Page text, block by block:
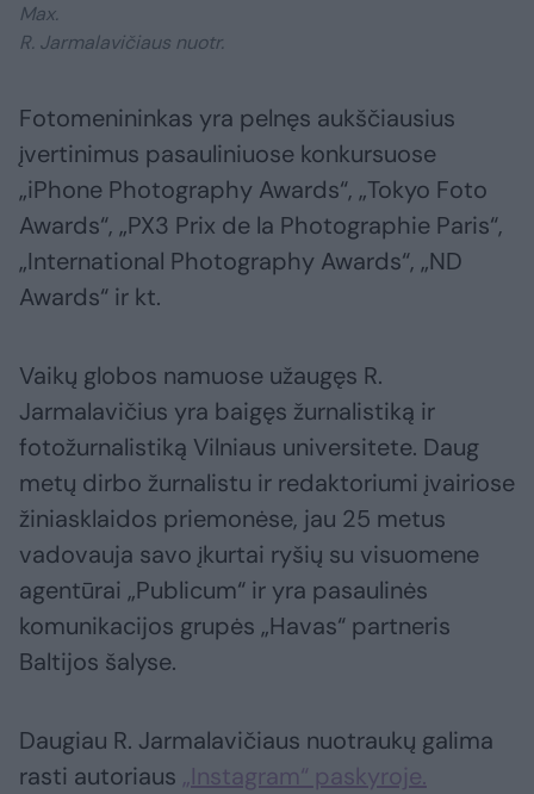
Max.
R. Jarmalavičiaus nuotr.
Fotomenininkas yra pelnęs aukščiausius
įvertinimus pasauliniuose konkursuose
„iPhone Photography Awards“, „Tokyo Foto
Awards“, „PX3 Prix de la Photographie Paris“,
„International Photography Awards“, „ND
Awards“ ir kt.
Vaikų globos namuose užaugęs R.
Jarmalavičius yra baigęs žurnalistiką ir
fotožurnalistiką Vilniaus universitete. Daug
metų dirbo žurnalistu ir redaktoriumi įvairiose
žiniasklaidos priemonėse, jau 25 metus
vadovauja savo įkurtai ryšių su visuomene
agentūrai „Publicum“ ir yra pasaulinės
komunikacijos grupės „Havas“ partneris
Baltijos šalyse.
Daugiau R. Jarmalavičiaus nuotraukų galima
rasti autoriaus „Instagram“ paskyroje.